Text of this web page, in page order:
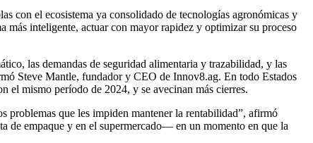
con el ecosistema ya consolidado de tecnologías agronómicas y
más inteligente, actuar con mayor rapidez y optimizar su proceso
las demandas de seguridad alimentaria y trazabilidad, y las
Steve Mantle, fundador y CEO de Innov8.ag. En todo Estados
el mismo período de 2024, y se avecinan más cierres.
problemas que les impiden mantener la rentabilidad”, afirmó
de empaque y en el supermercado— en un momento en que la